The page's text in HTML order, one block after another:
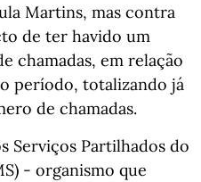
Martins, mas contra
de ter havido um
chamadas, em relação
período, totalizando já
de chamadas.
Serviços Partilhados do
- organismo que